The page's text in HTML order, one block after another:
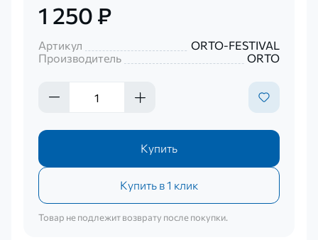
1 250 ₽
Артикул
ORTO-FESTIVAL
Производитель
ORTO
Купить
Купить в 1 клик
Товар не подлежит возврату после покупки.